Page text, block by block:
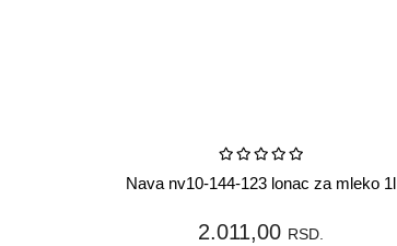
Nava nv10-144-123 lonac za mleko 1l
2.011,00 RSD.